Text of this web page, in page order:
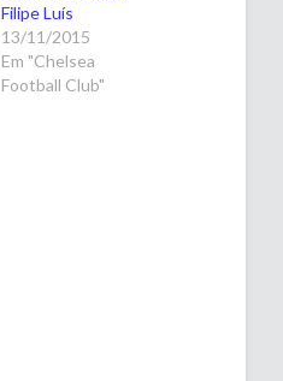
Filipe Luís
13/11/2015
Em "Chelsea
Football Club"